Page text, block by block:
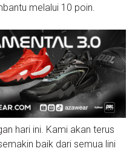
melalui 10 poin.
hari ini. Kami akan terus
baik dari semua lini